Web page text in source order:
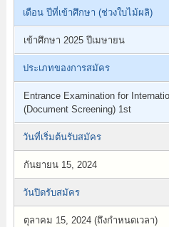
เดือน ปีที่เข้าศึกษา (ช่วงใบไม้ผลิ)
เข้าศึกษา 2025 ปีเมษายน
ประเภทของการสมัคร
Entrance Examination for
(Document Screening) 1st
วันที่เริ่มต้นรับสมัคร
กันยายน 15, 2024
วันปิดรับสมัคร
ตุลาคม 15, 2024 (ถึงกำหนดเวลา)